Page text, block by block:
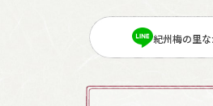
紀州梅の里